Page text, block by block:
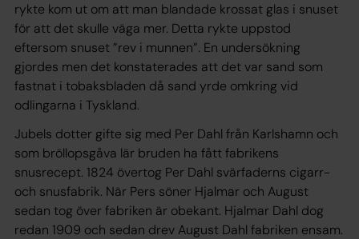
rykte kom ut om att man blandade krossat glas i snuset
för att det skulle väga mer. Detta rykte uppstod
eftersom snuset ”rev i munnen”. En undersökning
gjordes men det konstaterades att det var sand som
fastnat i tobaksbladen då sand yrde omkring vid
odlingarna i Tyskland.
Jubels dotter gifte sig med Per Dahl från Karlshamn och
som bröllopsgåva lär bruden ha fått fabrikens
snusrecept. 1824 övertog Per Dahl svärfaderns cigarr-
och snusfabrik. När Pers söner Hjalmar och August
sedan tog över fabriken är obekant. Hjalmar Dahl dog
redan 1909 och sedan drev August Dahl fabriken ensam.